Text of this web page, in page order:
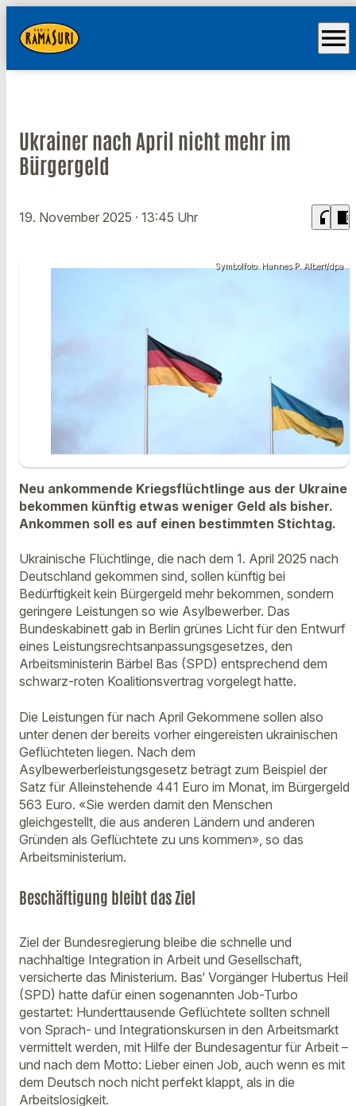
menu
Ukrainer nach April nicht mehr im
Bürgergeld
19. November 2025 · 13:45 Uhr headphones chrome_reader_mode
Symbolfoto: Hannes P. Albert/dpa
Neu ankommende Kriegsflüchtlinge aus der Ukraine
bekommen künftig etwas weniger Geld als bisher.
Ankommen soll es auf einen bestimmten Stichtag.
Ukrainische Flüchtlinge, die nach dem 1. April 2025 nach
Deutschland gekommen sind, sollen künftig bei
Bedürftigkeit kein Bürgergeld mehr bekommen, sondern
geringere Leistungen so wie Asylbewerber. Das
Bundeskabinett gab in Berlin grünes Licht für den Entwurf
eines Leistungsrechtsanpassungsgesetzes, den
Arbeitsministerin Bärbel Bas (SPD) entsprechend dem
schwarz-roten Koalitionsvertrag vorgelegt hatte.
Die Leistungen für nach April Gekommene sollen also
unter denen der bereits vorher eingereisten ukrainischen
Geflüchteten liegen. Nach dem
Asylbewerberleistungsgesetz beträgt zum Beispiel der
Satz für Alleinstehende 441 Euro im Monat, im Bürgergeld
563 Euro. «Sie werden damit den Menschen
gleichgestellt, die aus anderen Ländern und anderen
Gründen als Geflüchtete zu uns kommen», so das
Arbeitsministerium.
Beschäftigung bleibt das Ziel
Ziel der Bundesregierung bleibe die schnelle und
nachhaltige Integration in Arbeit und Gesellschaft,
versicherte das Ministerium. Bas‘ Vorgänger Hubertus Heil
(SPD) hatte dafür einen sogenannten Job-Turbo
gestartet: Hunderttausende Geflüchtete sollten schnell
von Sprach- und Integrationskursen in den Arbeitsmarkt
vermittelt werden, mit Hilfe der Bundesagentur für Arbeit –
und nach dem Motto: Lieber einen Job, auch wenn es mit
dem Deutsch noch nicht perfekt klappt, als in die
Arbeitslosigkeit.